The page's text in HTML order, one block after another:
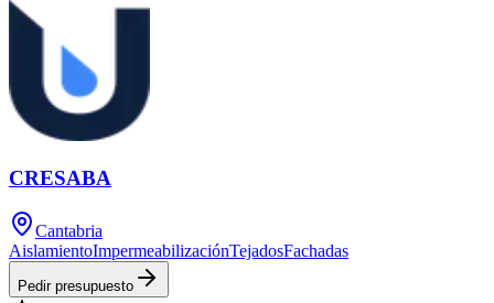
CRESABA
Cantabria
AislamientoImpermeabilizaciónTejadosFachadas
Pedir presupuesto